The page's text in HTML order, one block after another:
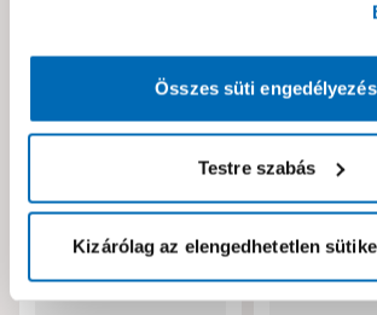
Összes süti
Testre szabás
Kizárólag az elengedhetetlen
Neked ajánljuk!